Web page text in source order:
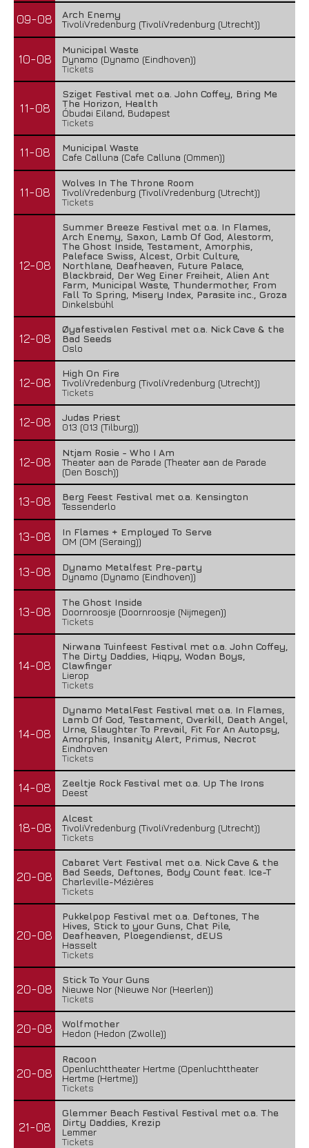
09-08
Arch Enemy
TivoliVredenburg (TivoliVredenburg (Utrecht))
10-08
Municipal Waste
Dynamo (Dynamo (Eindhoven))
Tickets
11-08
Sziget Festival met o.a. John Coffey, Bring Me
The Horizon, Health
Óbudai Eiland, Budapest
Tickets
11-08
Municipal Waste
Cafe Calluna (Cafe Calluna (Ommen))
11-08
Wolves In The Throne Room
TivoliVredenburg (TivoliVredenburg (Utrecht))
Tickets
12-08
Summer Breeze Festival met o.a. In Flames,
Arch Enemy, Saxon, Lamb Of God, Alestorm,
The Ghost Inside, Testament, Amorphis,
Paleface Swiss, Alcest, Orbit Culture,
Northlane, Deafheaven, Future Palace,
Blackbraid, Der Weg Einer Freiheit, Alien Ant
Farm, Municipal Waste, Thundermother, From
Fall To Spring, Misery Index, Parasite inc., Groza
Dinkelsbühl
12-08
Øyafestivalen Festival met o.a. Nick Cave & the
Bad Seeds
Oslo
12-08
High On Fire
TivoliVredenburg (TivoliVredenburg (Utrecht))
Tickets
12-08
Judas Priest
013 (013 (Tilburg))
12-08
Ntjam Rosie - Who I Am
Theater aan de Parade (Theater aan de Parade
(Den Bosch))
13-08
Berg Feest Festival met o.a. Kensington
Tessenderlo
13-08
In Flames + Employed To Serve
OM (OM (Seraing))
13-08
Dynamo Metalfest Pre-party
Dynamo (Dynamo (Eindhoven))
13-08
The Ghost Inside
Doornroosje (Doornroosje (Nijmegen))
Tickets
14-08
Nirwana Tuinfeest Festival met o.a. John Coffey,
The Dirty Daddies, Hiqpy, Wodan Boys,
Clawfinger
Lierop
Tickets
14-08
Dynamo MetalFest Festival met o.a. In Flames,
Lamb Of God, Testament, Overkill, Death Angel,
Urne, Slaughter To Prevail, Fit For An Autopsy,
Amorphis, Insanity Alert, Primus, Necrot
Eindhoven
Tickets
14-08
Zeeltje Rock Festival met o.a. Up The Irons
Deest
18-08
Alcest
TivoliVredenburg (TivoliVredenburg (Utrecht))
Tickets
20-08
Cabaret Vert Festival met o.a. Nick Cave & the
Bad Seeds, Deftones, Body Count feat. Ice-T
Charleville-Mézières
Tickets
20-08
Pukkelpop Festival met o.a. Deftones, The
Hives, Stick to your Guns, Chat Pile,
Deafheaven, Ploegendienst, dEUS
Hasselt
Tickets
20-08
Stick To Your Guns
Nieuwe Nor (Nieuwe Nor (Heerlen))
Tickets
20-08
Wolfmother
Hedon (Hedon (Zwolle))
20-08
Racoon
Openluchttheater Hertme (Openluchttheater
Hertme (Hertme))
Tickets
21-08
Glemmer Beach Festival Festival met o.a. The
Dirty Daddies, Krezip
Lemmer
Tickets